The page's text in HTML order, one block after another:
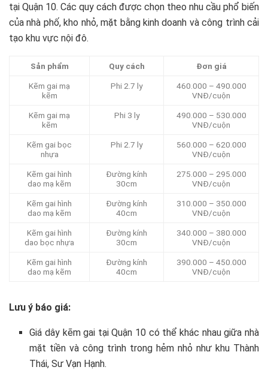
tại Quận 10. Các quy cách được chọn theo nhu cầu phổ biến
của nhà phố, kho nhỏ, mặt bằng kinh doanh và công trình cải
tạo khu vực nội đô.
Sản phẩm Quy cách Đơn giá
Kẽm gai mạ
kẽm
Phi 2.7 ly
460.000 – 490.000
VNĐ/cuộn
Kẽm gai mạ
kẽm
Phi 3 ly
490.000 – 530.000
VNĐ/cuộn
Kẽm gai bọc
nhựa
Phi 2.7 ly
560.000 – 620.000
VNĐ/cuộn
Kẽm gai hình
dao mạ kẽm
Đường kính
30cm
275.000 – 295.000
VNĐ/cuộn
Kẽm gai hình
dao mạ kẽm
Đường kính
40cm
310.000 – 350.000
VNĐ/cuộn
Kẽm gai hình
dao bọc nhựa
Đường kính
30cm
340.000 – 380.000
VNĐ/cuộn
Kẽm gai hình
dao mạ kẽm
Đường kính
40cm
390.000 – 450.000
VNĐ/cuộn
Lưu ý báo giá:
Giá dây kẽm gai tại Quận 10 có thể khác nhau giữa nhà
mặt tiền và công trình trong hẻm nhỏ như khu Thành
Thái, Sư Vạn Hạnh.